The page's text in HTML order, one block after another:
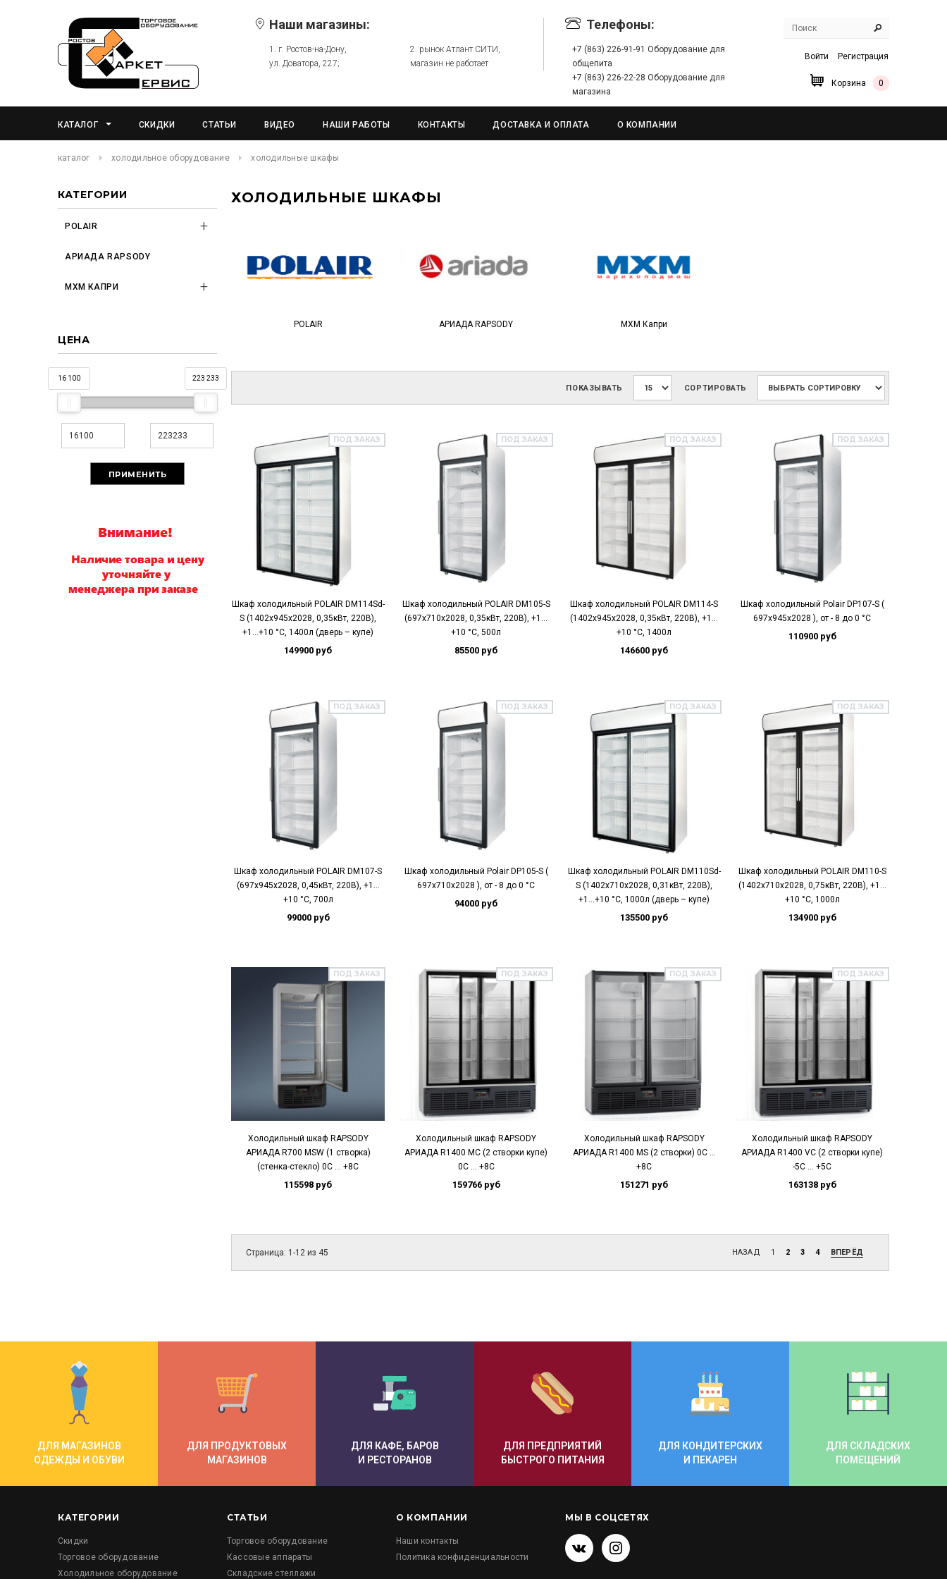
Наши магазины:
1. г. Ростов-на-Дону,
ул. Доватора, 227;
2. рынок Атлант СИТИ,
магазин не работает
Телефоны:
+7 (863) 226-91-91 Оборудование для
общепита
+7 (863) 226-22-28 Оборудование для
магазина
Войти Регистрация
Корзина 0
КАТАЛОГ СКИДКИ СТАТЬИ ВИДЕО НАШИ РАБОТЫ КОНТАКТЫ ДОСТАВКА И ОПЛАТА О КОМПАНИИ
каталог холодильное оборудование холодильные шкафы
КАТЕГОРИИ
POLAIR
АРИАДА RAPSODY
МХМ КАПРИ
ЦЕНА
16 100 223 233
ХОЛОДИЛЬНЫЕ ШКАФЫ
POLAIR АРИАДА RAPSODY МХМ Капри
ПОКАЗЫВАТЬ СОРТИРОВАТЬ
ПОД ЗАКАЗ
Шкаф холодильный POLAIR DM114Sd-
S (1402х945х2028, 0,35кВт, 220В),
+1…+10 °C, 1400л (дверь – купе)
149900 руб
ПОД ЗАКАЗ
Шкаф холодильный POLAIR DM105-S
(697х710х2028, 0,35кВт, 220В), +1…
+10 °C, 500л
85500 руб
ПОД ЗАКАЗ
Шкаф холодильный POLAIR DM114-S
(1402х945х2028, 0,35кВт, 220В), +1…
+10 °C, 1400л
146600 руб
ПОД ЗАКАЗ
Шкаф холодильный Polair DP107-S (
697х945х2028 ), от - 8 до 0 °C
110900 руб
ПОД ЗАКАЗ
Шкаф холодильный POLAIR DM107-S
(697х945х2028, 0,45кВт, 220В), +1…
+10 °C, 700л
99000 руб
ПОД ЗАКАЗ
Шкаф холодильный Polair DP105-S (
697х710х2028 ), от - 8 до 0 °C
94000 руб
ПОД ЗАКАЗ
Шкаф холодильный POLAIR DM110Sd-
S (1402х710х2028, 0,31кВт, 220В),
+1…+10 °C, 1000л (дверь – купе)
135500 руб
ПОД ЗАКАЗ
Шкаф холодильный POLAIR DM110-S
(1402х710х2028, 0,75кВт, 220В), +1…
+10 °C, 1000л
134900 руб
ПОД ЗАКАЗ
Холодильный шкаф RAPSODY
АРИАДА R700 MSW (1 створка)
(стенка-стекло) 0С … +8С
115598 руб
ПОД ЗАКАЗ
Холодильный шкаф RAPSODY
АРИАДА R1400 MC (2 створки купе)
0С … +8С
159766 руб
ПОД ЗАКАЗ
Холодильный шкаф RAPSODY
АРИАДА R1400 MS (2 створки) 0С …
+8С
151271 руб
ПОД ЗАКАЗ
Холодильный шкаф RAPSODY
АРИАДА R1400 VC (2 створки купе)
-5С … +5С
163138 руб
Страница: 1-12 из 45 НАЗАД 1 2 3 4 ВПЕРЁД
ДЛЯ МАГАЗИНОВ
ОДЕЖДЫ И ОБУВИ
ДЛЯ ПРОДУКТОВЫХ
МАГАЗИНОВ
ДЛЯ КАФЕ, БАРОВ
И РЕСТОРАНОВ
ДЛЯ ПРЕДПРИЯТИЙ
БЫСТРОГО ПИТАНИЯ
ДЛЯ КОНДИТЕРСКИХ
И ПЕКАРЕН
ДЛЯ СКЛАДСКИХ
ПОМЕЩЕНИЙ
КАТЕГОРИИ
Скидки
Торговое оборудование
Холодильное оборудование
СТАТЬИ
Торговое оборудование
Кассовые аппараты
Складские стеллажи
О КОМПАНИИ
Наши контакты
Политика конфиденциальности
МЫ В СОЦСЕТЯХ